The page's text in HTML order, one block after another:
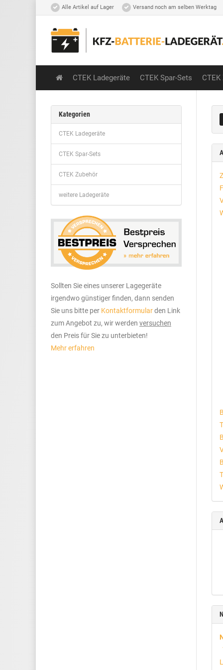
Alle Artikel auf Lager Versand noch am selben Werktag
CTEK Ladegeräte CTEK Spar-Sets
Kategorien
CTEK Ladegeräte
CTEK Spar-Sets
CTEK Zubehör
weitere Ladegeräte
Sollten Sie eines unserer Lagegeräte
irgendwo günstiger finden, dann senden
Sie uns bitte per Kontaktformularden Link
zum Angebot zu, wir werden versuchen
den Preis für Sie zu unterbieten!
Mehr erfahren